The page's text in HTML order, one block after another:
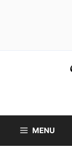
MENU